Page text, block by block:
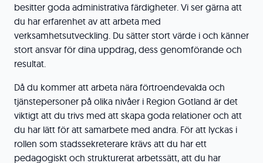
besitter goda administrativa färdigheter. Vi ser gärna att
du har erfarenhet av att arbeta med
verksamhetsutveckling. Du sätter stort värde i och känner
stort ansvar för dina uppdrag, dess genomförande och
resultat.
Då du kommer att arbeta nära förtroendevalda och
tjänstepersoner på olika nivåer i Region Gotland är det
viktigt att du trivs med att skapa goda relationer och att
du har lätt för att samarbete med andra. För att lyckas i
rollen som stadssekreterare krävs att du har ett
pedagogiskt och strukturerat arbetssätt, att du har